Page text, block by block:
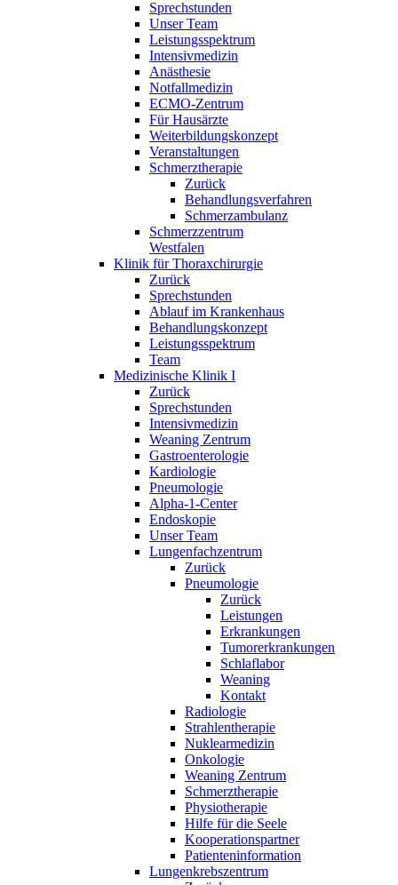
Sprechstunden
Unser Team
Leistungsspektrum
Intensivmedizin
Anästhesie
Notfallmedizin
ECMO-Zentrum
Für Hausärzte
Weiterbildungskonzept
Veranstaltungen
Schmerztherapie
Zurück
Behandlungsverfahren
Schmerzambulanz
Schmerzzentrum
Westfalen
Klinik für Thoraxchirurgie
Zurück
Sprechstunden
Ablauf im Krankenhaus
Behandlungskonzept
Leistungsspektrum
Team
Medizinische Klinik I
Zurück
Sprechstunden
Intensivmedizin
Weaning Zentrum
Gastroenterologie
Kardiologie
Pneumologie
Alpha-1-Center
Endoskopie
Unser Team
Lungenfachzentrum
Zurück
Pneumologie
Zurück
Leistungen
Erkrankungen
Tumorerkrankungen
Schlaflabor
Weaning
Kontakt
Radiologie
Strahlentherapie
Nuklearmedizin
Onkologie
Weaning Zentrum
Schmerztherapie
Physiotherapie
Hilfe für die Seele
Kooperationspartner
Patienteninformation
Lungenkrebszentrum